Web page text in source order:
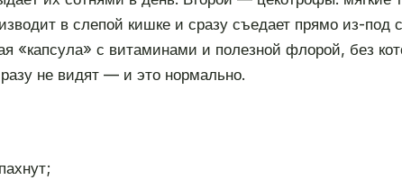
в слепой кишке и сразу съедает прямо из-под
«капсула» с витаминами и полезной флорой, без
не видят — и это нормально.